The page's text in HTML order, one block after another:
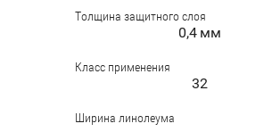
Толщина защитного слоя
0,4 мм
Класс применения
32
Ширина линолеума